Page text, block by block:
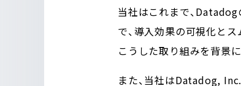
当社はこれまで、
で、導入効果の可視化と
こうした取り組みを背景
また、当社はDatadog,